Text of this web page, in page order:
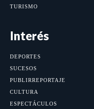
TURISMO
Interés
DEPORTES
SUCESOS
PUBLIRREPORTAJE
CULTURA
ESPECTÁCULOS